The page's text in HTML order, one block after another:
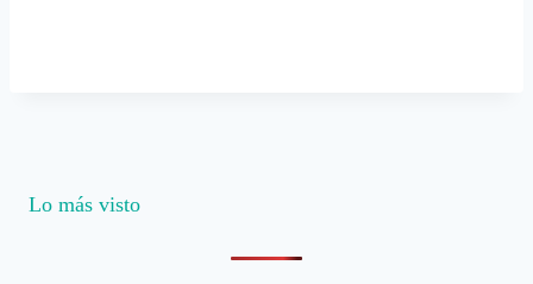
Lo más visto